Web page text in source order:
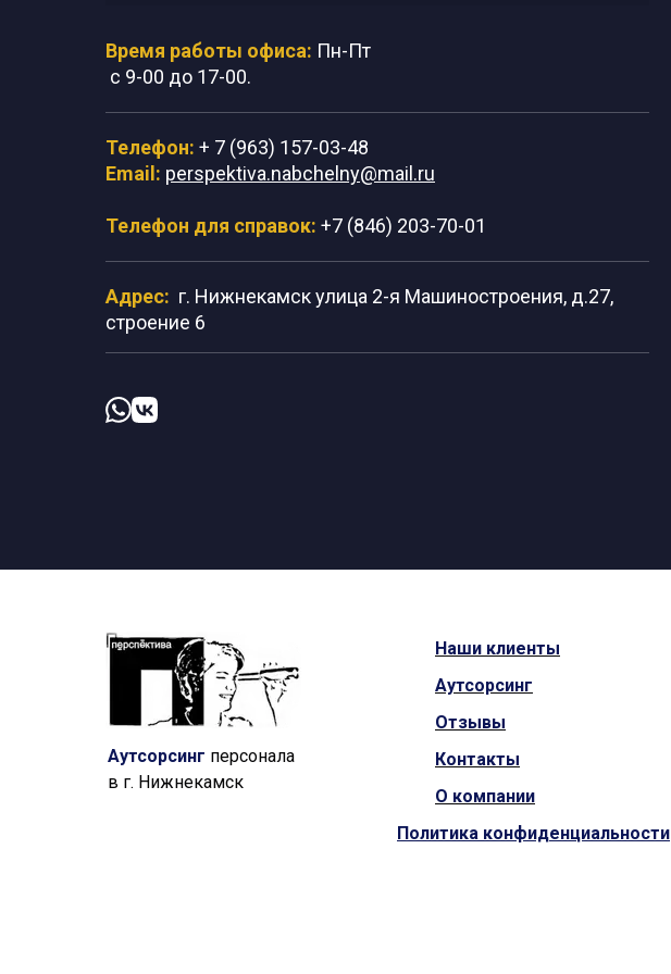
Время работы офиса: Пн-Пт
с 9-00 до 17-00.
Телефон: + 7 (963) 157-03-48
Email: perspektiva.nabchelny@mail.ru
Телефон для справок: +7 (846) 203-70-01
Адрес: г. Нижнекамск улица 2-я Машиностроения, д.27,
строение 6
Политика конфиденциальности
О компании
Контакты
Отзывы
Аутсорсинг
Наши клиенты
Аутсорсинг персонала
в г. Нижнекамск